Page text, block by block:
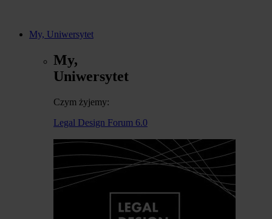
My, Uniwersytet
My,
Uniwersytet
Czym żyjemy:
Legal Design Forum 6.0